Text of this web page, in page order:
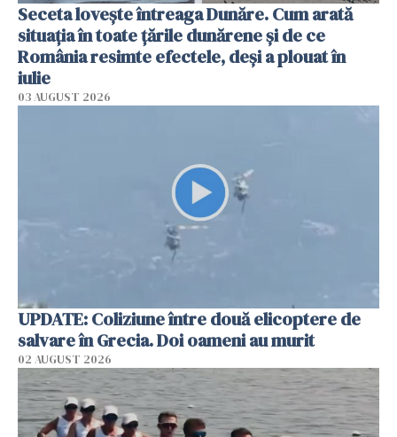
Seceta lovește întreaga Dunăre. Cum arată
situația în toate țările dunărene și de ce
România resimte efectele, deși a plouat în
iulie
03 AUGUST 2026
UPDATE: Coliziune între două elicoptere de
salvare în Grecia. Doi oameni au murit
02 AUGUST 2026